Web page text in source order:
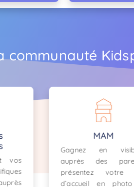
communauté
visibilité
parents,
lieu
photo et
Vous aimez les
vous souhaitez
de l’argent de
un